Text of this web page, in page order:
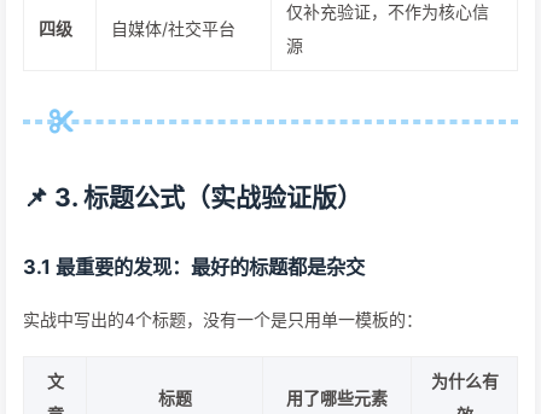
四级 自媒体/社交平台
仅补充验证，不作为核心信
源
📌 3. 标题公式（实战验证版）
3.1 最重要的发现：最好的标题都是杂交
实战中写出的4个标题，没有一个是只用单一模板的：
文
标题 用了哪些元素
为什么有